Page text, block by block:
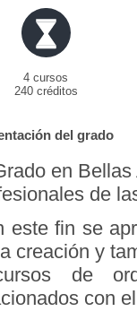
4 cursos
240 créditos
del grado
en
de
este fin se
creación y
de
con